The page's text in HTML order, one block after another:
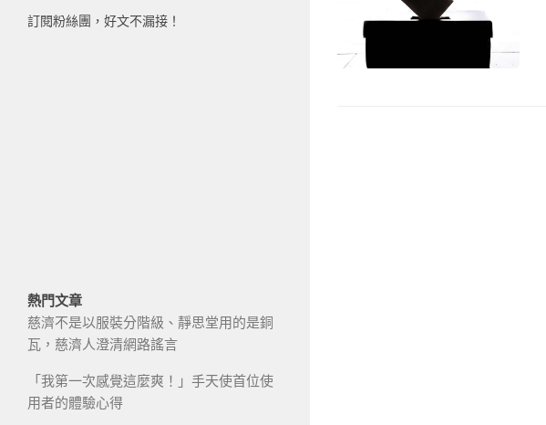
訂閱粉絲團，好文不漏接！
熱門文章
慈濟不是以服裝分階級、靜思堂用的是銅
瓦，慈濟人澄清網路謠言
「我第一次感覺這麼爽！」手天使首位使
用者的體驗心得